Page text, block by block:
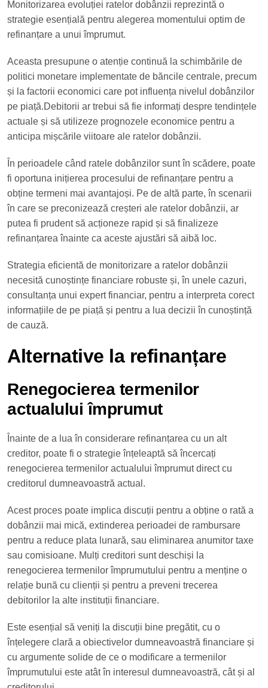
Monitorizarea evoluției ratelor dobânzii reprezintă o
strategie esențială pentru alegerea momentului optim de
refinanțare a unui împrumut.
Aceasta presupune o atenție continuă la schimbările de
politici monetare implementate de băncile centrale, precum
și la factorii economici care pot influența nivelul dobânzilor
pe piață.Debitorii ar trebui să fie informați despre tendințele
actuale și să utilizeze prognozele economice pentru a
anticipa mișcările viitoare ale ratelor dobânzii.
În perioadele când ratele dobânzilor sunt în scădere, poate
fi oportuna inițierea procesului de refinanțare pentru a
obține termeni mai avantajoși. Pe de altă parte, în scenarii
în care se preconizează creșteri ale ratelor dobânzii, ar
putea fi prudent să acționeze rapid și să finalizeze
refinanțarea înainte ca aceste ajustări să aibă loc.
Strategia eficientă de monitorizare a ratelor dobânzii
necesită cunoștințe financiare robuste și, în unele cazuri,
consultanța unui expert financiar, pentru a interpreta corect
informațiile de pe piață și pentru a lua decizii în cunoștință
de cauză.
Alternative la refinanțare
Renegocierea termenilor
actualului împrumut
Înainte de a lua în considerare refinanțarea cu un alt
creditor, poate fi o strategie înțeleaptă să încercați
renegocierea termenilor actualului împrumut direct cu
creditorul dumneavoastră actual.
Acest proces poate implica discuții pentru a obține o rată a
dobânzii mai mică, extinderea perioadei de rambursare
pentru a reduce plata lunară, sau eliminarea anumitor taxe
sau comisioane. Mulți creditori sunt deschiși la
renegocierea termenilor împrumutului pentru a menține o
relație bună cu clienții și pentru a preveni trecerea
debitorilor la alte instituții financiare.
Este esențial să veniți la discuții bine pregătit, cu o
înțelegere clară a obiectivelor dumneavoastră financiare și
cu argumente solide de ce o modificare a termenilor
împrumutului este atât în interesul dumneavoastră, cât și al